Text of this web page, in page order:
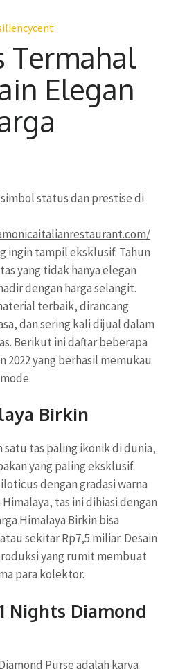
Termahal
Elegan
status dan prestise di
ingin tampil eksklusif. Tahun
yang tidak hanya elegan
dengan harga selangit.
terbaik, dirancang
dan sering kali dijual dalam
Berikut ini daftar beberapa
2022 yang berhasil memukau
Birkin
satu tas paling ikonik di dunia,
yang paling eksklusif.
dengan gradasi warna
tas ini dihiasi dengan
Himalaya Birkin bisa
sekitar Rp7,5 miliar. Desain
yang rumit membuat
para kolektor.
Nights Diamond
Purse adalah karya